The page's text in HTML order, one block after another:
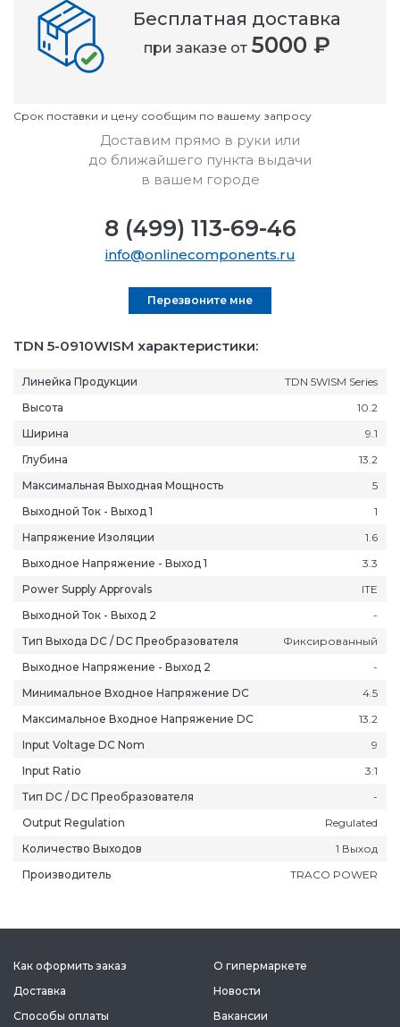
Номенклатурный номер
OC2813050
Cрок поставки и цену сообщим по вашему запросу
TDN 5-0910WISM характеристики:
Линейка Продукции
TDN 5WISM Series
Высота
10.2
Ширина
9.1
Глубина
13.2
Максимальная Выходная Мощность
5
Выходной Ток - Выход 1
1
Напряжение Изоляции
1.6
Выходное Напряжение - Выход 1
3.3
Power Supply Approvals
ITE
Выходной Ток - Выход 2
-
Тип Выхода DC / DC Преобразователя
Фиксированный
Выходное Напряжение - Выход 2
-
Минимальное Входное Напряжение DC
4.5
Максимальное Входное Напряжение DC
13.2
Input Voltage DC Nom
9
Input Ratio
3:1
Тип DC / DC Преобразователя
-
Output Regulation
Regulated
Количество Выходов
1 Выход
Производитель
TRACO POWER
Бесплатная доставка
при заказе от 5000 ₽
Доставим прямо в руки или
до ближайшего пункта выдачи
в вашем городе
8 (499) 113-69-46
info@onlinecomponents.ru
Перезвоните мне
Как оформить заказ
Доставка
Способы оплаты
О гипермаркете
Новости
Вакансии